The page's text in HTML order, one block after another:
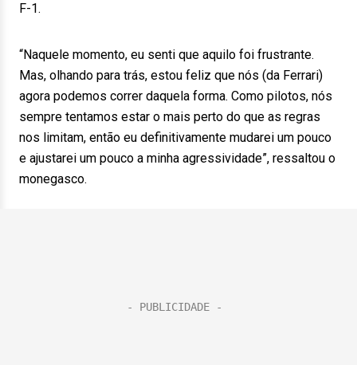
F-1.
“Naquele momento, eu senti que aquilo foi frustrante.
Mas, olhando para trás, estou feliz que nós (da Ferrari)
agora podemos correr daquela forma. Como pilotos, nós
sempre tentamos estar o mais perto do que as regras
nos limitam, então eu definitivamente mudarei um pouco
e ajustarei um pouco a minha agressividade”, ressaltou o
monegasco.